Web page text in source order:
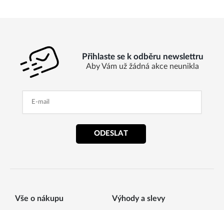
Přihlaste se k odběru newslettru
Aby Vám už žádná akce neunikla
ODESLAT
Vše o nákupu Výhody a slevy